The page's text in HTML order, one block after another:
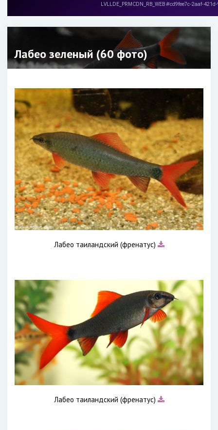
Лабео зеленый (60 фото)
Лабео таиландский (френатус)
Лабео таиландский (френатус)